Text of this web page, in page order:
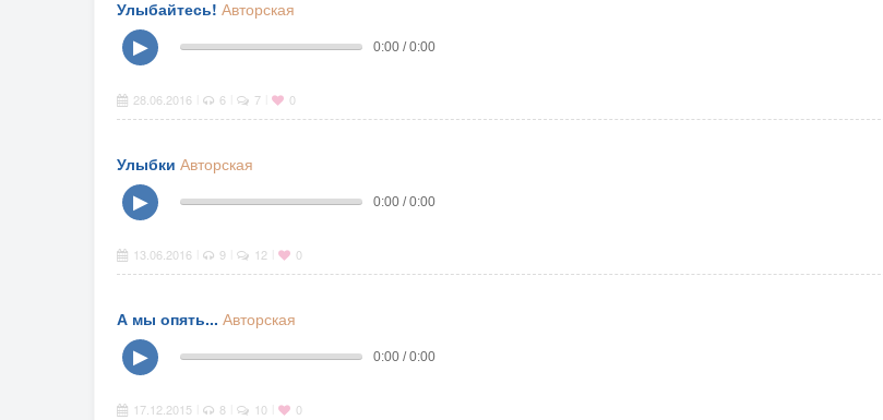
Улыбайтесь! Авторская
▶
0:00 / 0:00
28.06.2016 6 7 0
Улыбки Авторская
▶
0:00 / 0:00
13.06.2016 9 12 0
А мы опять... Авторская
▶
0:00 / 0:00
17.12.2015 8 10 0